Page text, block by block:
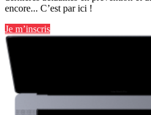
encore... C’est par ici !
Je m’inscris